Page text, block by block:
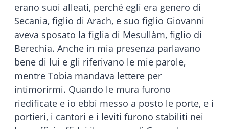
erano suoi alleati, perché egli era genero di
Secania, figlio di Arach, e suo figlio Giovanni
aveva sposato la figlia di Mesullàm, figlio di
Berechia. Anche in mia presenza parlavano
bene di lui e gli riferivano le mie parole,
mentre Tobia mandava lettere per
intimorirmi. Quando le mura furono
riedificate e io ebbi messo a posto le porte, e i
portieri, i cantori e i leviti furono stabiliti nei